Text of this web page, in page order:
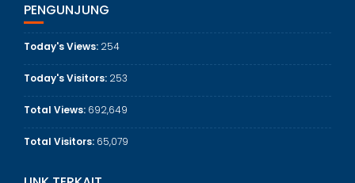
PENGUNJUNG
Today's Views: 254
Today's Visitors: 253
Total Views: 692,649
Total Visitors: 65,079